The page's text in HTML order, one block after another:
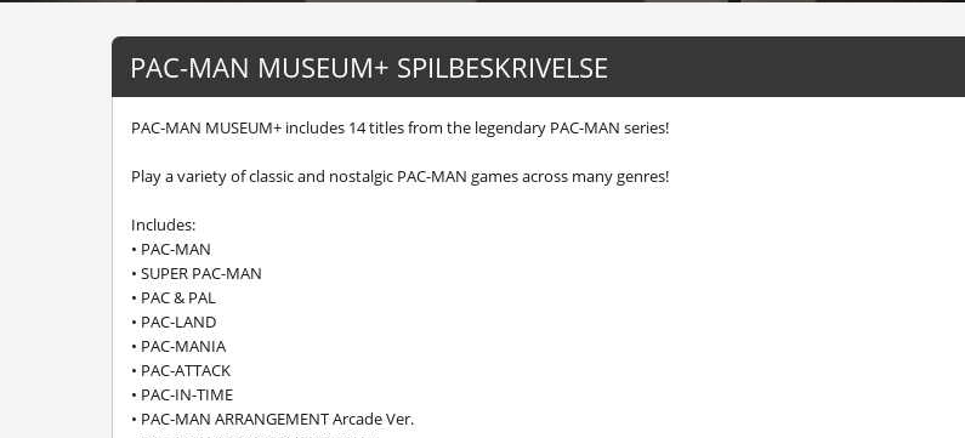
PAC-MAN MUSEUM+ SPILBESKRIVELSE
PAC-MAN MUSEUM+ includes 14 titles from the legendary PAC-MAN series!
Play a variety of classic and nostalgic PAC-MAN games across many genres!
Includes:
• PAC-MAN
• SUPER PAC-MAN
• PAC & PAL
• PAC-LAND
• PAC-MANIA
• PAC-ATTACK
• PAC-IN-TIME
• PAC-MAN ARRANGEMENT Arcade Ver.